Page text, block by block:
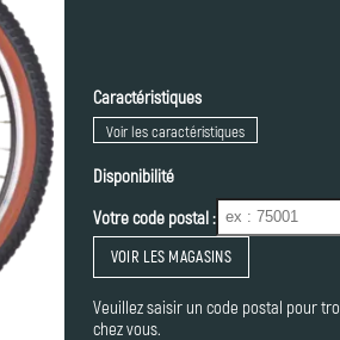
Caractéristiques
Voir les caractéristiques
Disponibilité
Votre code postal :
VOIR LES MAGASINS
Veuillez saisir un code postal pour
chez vous.